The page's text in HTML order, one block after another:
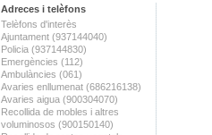
Adreces i telèfons
Telèfons d'interès
Ajuntament (937144040)
Policia (937144830)
Emergències (112)
Ambulàncies (061)
Avaries enllumenat (686216138)
Avaries aigua (900304070)
Recollida de mobles i altres
voluminosos (900150140)